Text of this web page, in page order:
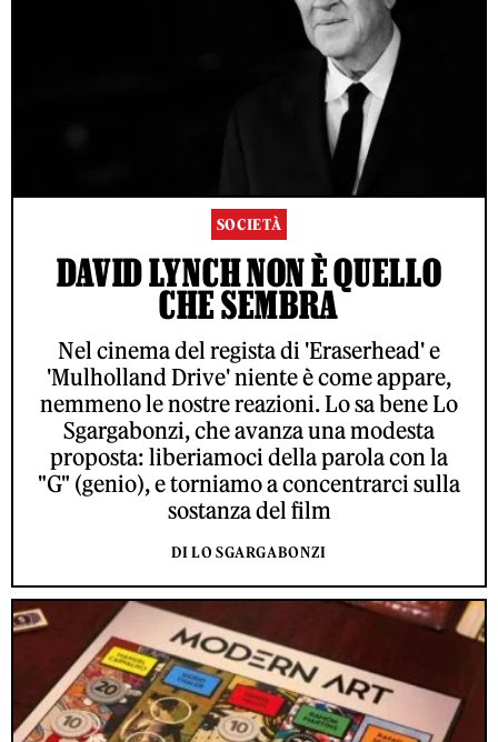
SOCIETÀ
DAVID LYNCH NON È QUELLO
CHE SEMBRA
Nel cinema del regista di 'Eraserhead' e
'Mulholland Drive' niente è come appare,
nemmeno le nostre reazioni. Lo sa bene Lo
Sgargabonzi, che avanza una modesta
proposta: liberiamoci della parola con la
"G" (genio), e torniamo a concentrarci sulla
sostanza del film
DI LO SGARGABONZI